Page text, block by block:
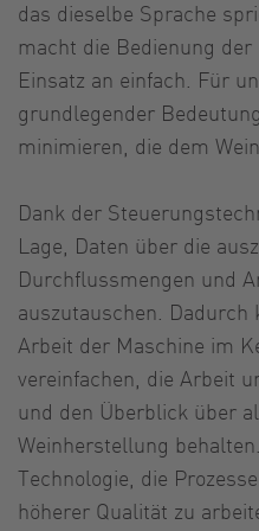
das dieselbe Sprache
macht die Bedienung
Einsatz an einfach. Für
grundlegender
minimieren, die dem
Dank der
Lage, Daten über die
Durchflussmengen und
auszutauschen.
Arbeit der Maschine im
vereinfachen, die Arbeit
und den Überblick über
Weinherstellung
Technologie, die
höherer Qualität zu